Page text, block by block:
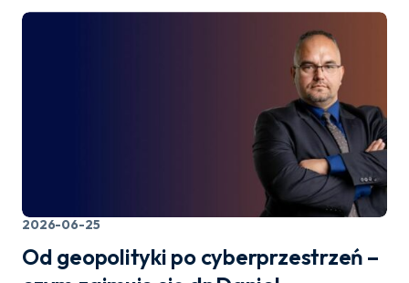
2026-06-25
Od geopolityki po cyberprzestrzeń –